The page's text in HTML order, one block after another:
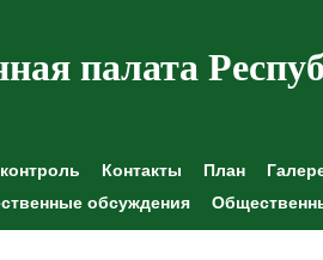
палата
Контакты План
обсуждения